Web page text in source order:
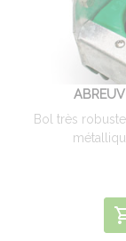
Bol très